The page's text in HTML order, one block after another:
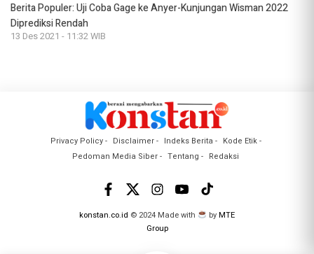
Berita Populer: Uji Coba Gage ke Anyer-Kunjungan Wisman 2022
Diprediksi Rendah
13 Des 2021 - 11:32 WIB
Privacy Policy Disclaimer Indeks Berita
Kode Etik
Pedoman Media Siber
Tentang Redaksi
konstan.co.id © 2024 Made with byMTE
Group